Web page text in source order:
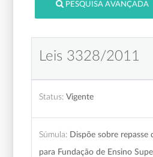
PESQUISA AVANÇADA
Leis 3328/2011
Status: Vigente
Súmula: Dispõe sobre repasse
para Fundação de Ensino